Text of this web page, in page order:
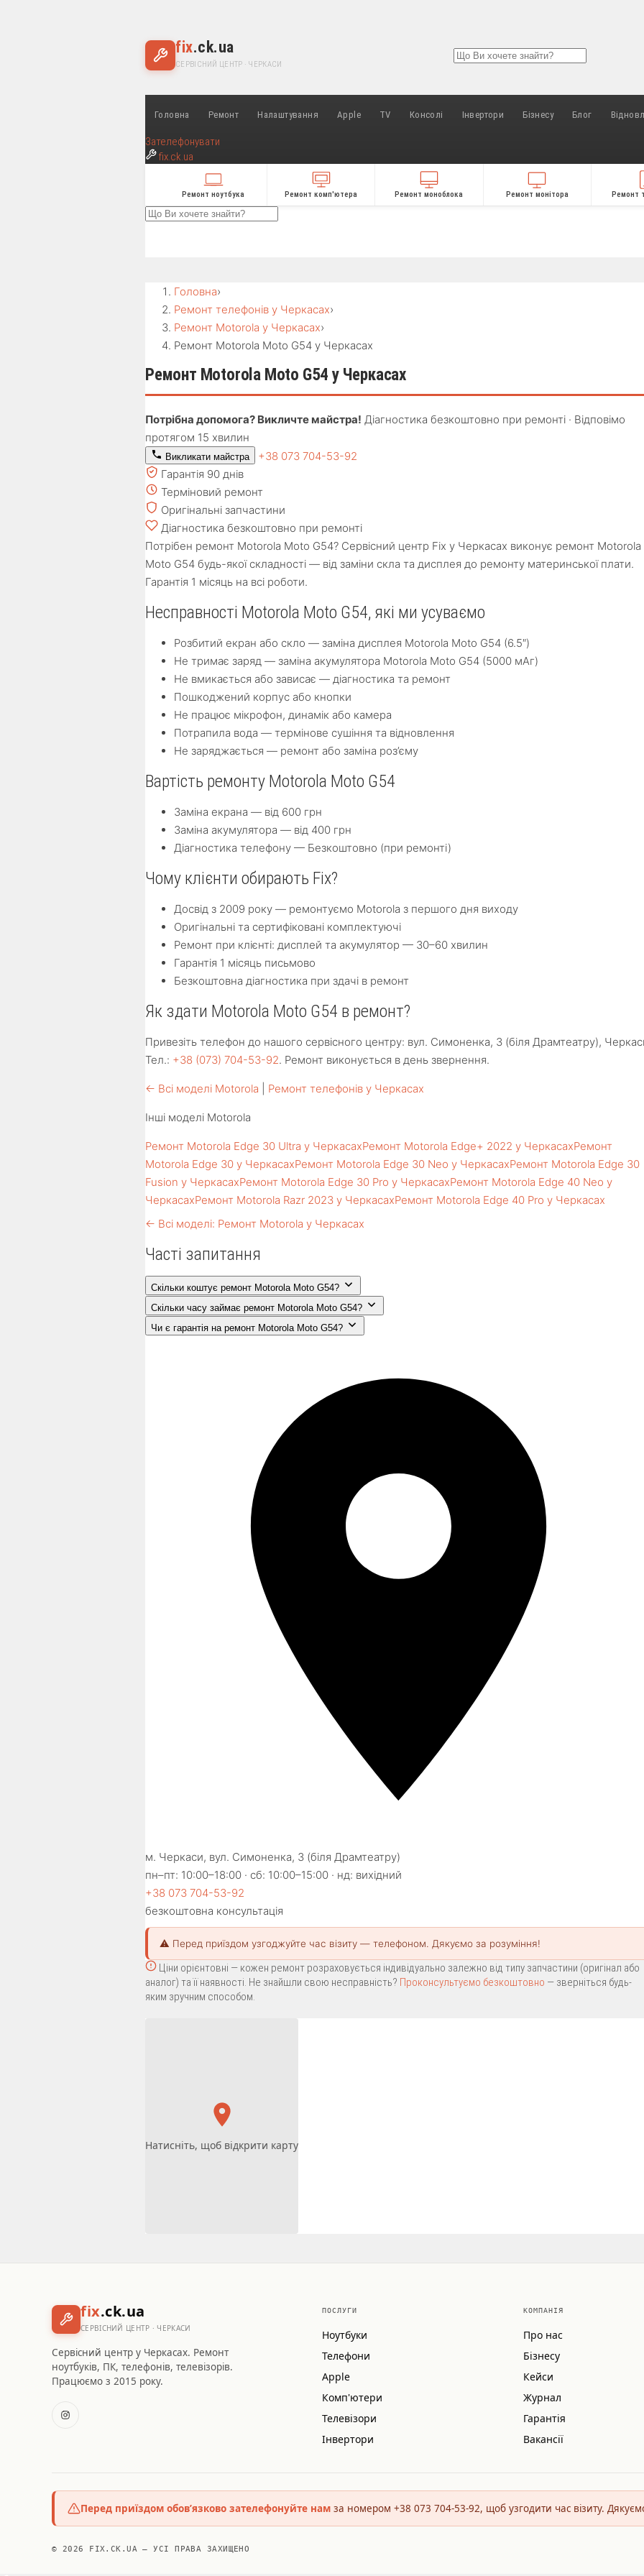
fix.ck.ua
СЕРВІСНИЙ ЦЕНТР · ЧЕРКАСИ
Головна Ремонт Налаштування Apple TV Консолі Інвертори Бізнесу Блог
Зателефонувати
fix.ck.ua
Ремонт ноутбука Ремонт комп'ютера Ремонт моноблока Ремонт монітора Ремонт
Головна›
Ремонт телефонів у Черкасах›
Ремонт Motorola у Черкасах›
Ремонт Motorola Moto G54 у Черкасах
Ремонт Motorola Moto G54 у Черкасах
Потрібна допомога? Викличте майстра! Діагностика безкоштовно при ремонті · Відповімо
протягом 15 хвилин
Викликати майстра
+38 073 704-53-92
Гарантія 90 днів
Терміновий ремонт
Оригінальні запчастини
Діагностика безкоштовно при ремонті
Потрібен ремонт Motorola Moto G54? Сервісний центр Fix у Черкасах виконує ремонт Motorola
Moto G54 будь-якої складності — від заміни скла та дисплея до ремонту материнської плати.
Гарантія 1 місяць на всі роботи.
Несправності Motorola Moto G54, які ми усуваємо
Розбитий екран або скло — заміна дисплея Motorola Moto G54 (6.5″)
Не тримає заряд — заміна акумулятора Motorola Moto G54 (5000 мАг)
Не вмикається або зависає — діагностика та ремонт
Пошкоджений корпус або кнопки
Не працює мікрофон, динамік або камера
Потрапила вода — термінове сушіння та відновлення
Не заряджається — ремонт або заміна роз’єму
Вартість ремонту Motorola Moto G54
Заміна екрана — від 600 грн
Заміна акумулятора — від 400 грн
Діагностика телефону — Безкоштовно (при ремонті)
Чому клієнти обирають Fix?
Досвід з 2009 року — ремонтуємо Motorola з першого дня виходу
Оригінальні та сертифіковані комплектуючі
Ремонт при клієнті: дисплей та акумулятор — 30–60 хвилин
Гарантія 1 місяць письмово
Безкоштовна діагностика при здачі в ремонт
Як здати Motorola Moto G54 в ремонт?
Привезіть телефон до нашого сервісного центру: вул. Симоненка, 3 (біля Драмтеатру),
Тел.: +38 (073) 704-53-92. Ремонт виконується в день звернення.
← Всі моделі Motorola Ремонт телефонів у Черкасах
Інші моделі Motorola
Ремонт Motorola Edge 30 Ultra у ЧеркасахРемонт Motorola Edge+ 2022 у ЧеркасахРемонт
Motorola Edge 30 у ЧеркасахРемонт Motorola Edge 30 Neo у ЧеркасахРемонт Motorola Edge 30
Fusion у ЧеркасахРемонт Motorola Edge 30 Pro у ЧеркасахРемонт Motorola Edge 40 Neo у
ЧеркасахРемонт Motorola Razr 2023 у ЧеркасахРемонт Motorola Edge 40 Pro у Черкасах
← Всі моделі: Ремонт Motorola у Черкасах
Часті запитання
Скільки коштує ремонт Motorola Moto G54?
Скільки часу займає ремонт Motorola Moto G54?
Чи є гарантія на ремонт Motorola Moto G54?
м. Черкаси, вул. Симоненка, 3 (біля Драмтеатру)
пн–пт: 10:00–18:00 · сб: 10:00–15:00 · нд: вихідний
+38 073 704-53-92
безкоштовна консультація
⚠️ Перед приїздом узгоджуйте час візиту — телефоном. Дякуємо за розуміння!
Ціни орієнтовні — кожен ремонт розраховується індивідуально залежно від типу запчастини (оригінал або
аналог) та її наявності. Не знайшли свою несправність? Проконсультуємо безкоштовно — зверніться будь-
яким зручним способом.
Натисніть, щоб відкрити карту
fix.ck.ua
СЕРВІСНИЙ ЦЕНТР · ЧЕРКАСИ
Сервісний центр у Черкасах. Ремонт
ноутбуків, ПК, телефонів, телевізорів.
Працюємо з 2015 року.
ПОСЛУГИ
Ноутбуки
Телефони
Apple
Комп'ютери
Телевізори
Інвертори
КОМПАНІЯ
Про нас
Бізнесу
Кейси
Журнал
Гарантія
Вакансії
Перед приїздом обов’язково зателефонуйте нам за номером +38 073 704-53-92, щоб узгодити час візиту.
© 2026 FIX.CK.UA — УСІ ПРАВА ЗАХИЩЕНО